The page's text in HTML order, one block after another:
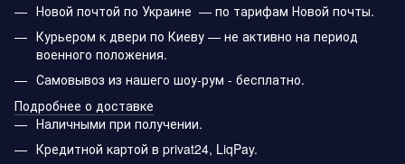
Новой почтой по Украине — по тарифам Новой почты.
Курьером к двери по Киеву — не активно на период
военного положения.
Самовывоз из нашего шоу-рум - бесплатно.
Подробнее о доставке
Наличными при получении.
Кредитной картой в privat24, LiqPay.